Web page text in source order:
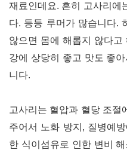
재료인데요. 흔히 고사리에
다. 등등 루머가 많습니다.
않으면 몸에 해롭지 않다고
강에 상당히 좋고 맛도 좋
니다.
고사리는 혈압과 혈당 조절
주어서
노화 방지, 질병예
한 식이섬유로 인한 변비